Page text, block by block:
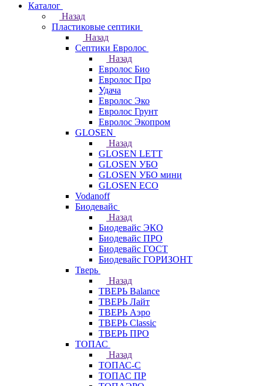
Каталог
Назад
Пластиковые септики
Назад
Септики Евролос
Назад
Евролос Био
Евролос Про
Удача
Евролос Эко
Евролос Грунт
Евролос Экопром
GLOSEN
Назад
GLOSEN LETT
GLOSEN УБО
GLOSEN УБО мини
GLOSEN ECO
Vodanoff
Биодевайс
Назад
Биодевайс ЭКО
Биодевайс ПРО
Биодевайс ГОСТ
Биодевайс ГОРИЗОНТ
Тверь
Назад
ТВЕРЬ Balance
ТВЕРЬ Лайт
ТВЕРЬ Аэро
ТВЕРЬ Classic
ТВЕРЬ ПРО
ТОПАС
Назад
ТОПАС-С
ТОПАС ПР